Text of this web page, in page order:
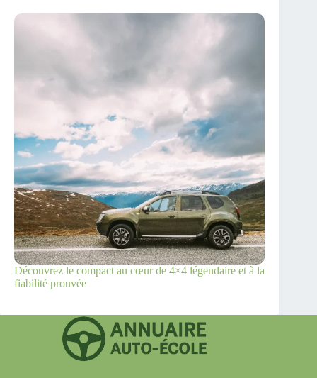
Découvrez le compact au cœur de 4×4 légendaire et à la
fiabilité prouvée